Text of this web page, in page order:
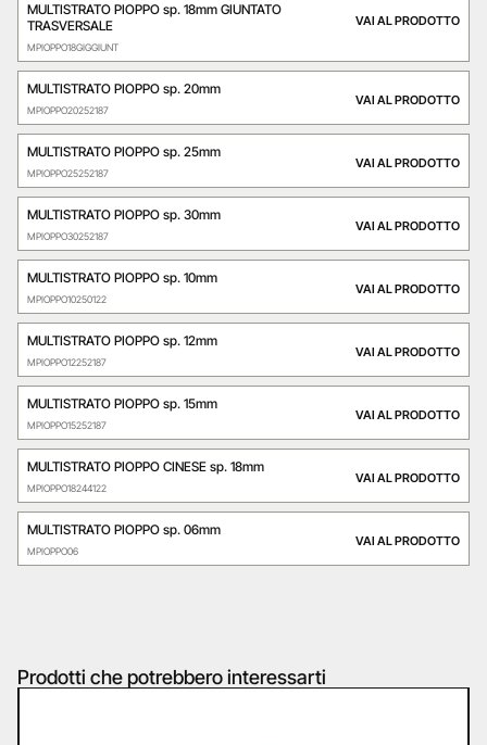
MULTISTRATO PIOPPO sp. 18mm GIUNTATO
TRASVERSALE
MPIOPPO18GIGGIUNT
VAI AL PRODOTTO
MULTISTRATO PIOPPO sp. 20mm
MPIOPPO20252187
VAI AL PRODOTTO
MULTISTRATO PIOPPO sp. 25mm
MPIOPPO25252187
VAI AL PRODOTTO
MULTISTRATO PIOPPO sp. 30mm
MPIOPPO30252187
VAI AL PRODOTTO
MULTISTRATO PIOPPO sp. 10mm
MPIOPPO10250122
VAI AL PRODOTTO
MULTISTRATO PIOPPO sp. 12mm
MPIOPPO12252187
VAI AL PRODOTTO
MULTISTRATO PIOPPO sp. 15mm
MPIOPPO15252187
VAI AL PRODOTTO
MULTISTRATO PIOPPO CINESE sp. 18mm
MPIOPPO18244122
VAI AL PRODOTTO
MULTISTRATO PIOPPO sp. 06mm
MPIOPPO06
VAI AL PRODOTTO
Prodotti che potrebbero interessarti